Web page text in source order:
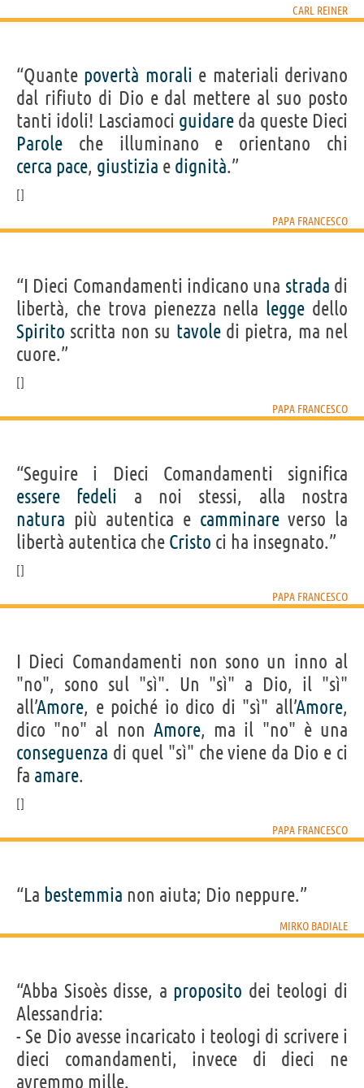
CARL REINER
“Quante povertà morali e materiali derivano
dal rifiuto di Dio e dal mettere al suo posto
tanti idoli! Lasciamoci guidare da queste Dieci
Parole che illuminano e orientano chi
cerca pace, giustizia e dignità.”
PAPA FRANCESCO
“I Dieci Comandamenti indicano una strada di
libertà, che trova pienezza nella legge dello
Spirito scritta non su tavoledi pietra, ma nel
cuore.”
PAPA FRANCESCO
“Seguire i Dieci Comandamenti significa
essere
fedeli a noi stessi, alla nostra
natura più autentica e camminareverso la
libertà autentica che Cristo ci ha insegnato.”
PAPA FRANCESCO
I Dieci Comandamenti non sono un inno al
"no", sono sul "sì". Un "sì" a Dio, il "sì"
all’Amore, e poiché io dico di "sì" all’Amore,
dico "no" al non Amore, ma il "no" è una
conseguenza di quel "sì" che viene da Dio e ci
fa amare.
PAPA FRANCESCO
“La bestemmia non aiuta; Dio neppure.”
MIRKO BADIALE
“Abba Sisoès disse, a proposito dei teologi di
Alessandria:
- Se Dio avesse incaricato i teologi di scrivere i
dieci comandamenti, invece di dieci ne
avremmo mille.